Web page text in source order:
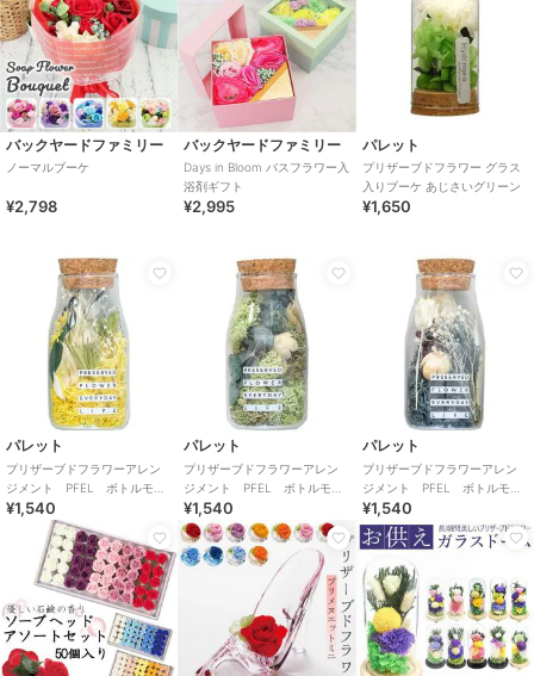
バックヤードファミリー
ノーマルブーケ
¥2,798
バックヤードファミリー
Days in Bloom バスフラワー入
浴剤ギフト
¥2,995
パレット
プリザーブドフラワー グラス
入りブーケ あじさいグリーン
¥1,650
パレット
プリザーブドフラワーアレン
ジメント PFEL ボトルモ
ス アイスランドモス マスタ
¥1,540
パレット
プリザーブドフラワーアレン
ジメント PFEL ボトルモ
ス アイスランドモス モスグ
リーン
¥1,540
パレット
プリザーブドフラワーアレン
ジメント PFEL ボトルモ
ス アイスランドモス ネイビ
ーグリーン
¥1,540